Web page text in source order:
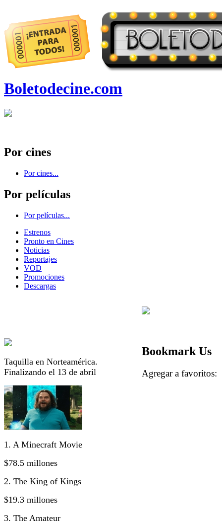
Boletodecine.com
Por cines
Por cines...
Por películas
Por películas...
Estrenos
Pronto en Cines
Noticias
Reportajes
VOD
Promociones
Descargas
Taquilla en Norteamérica.
Finalizando el 13 de abril
1. A Minecraft Movie
$78.5 millones
2. The King of Kings
$19.3 millones
3. The Amateur
Bookmark Us
Agregar a